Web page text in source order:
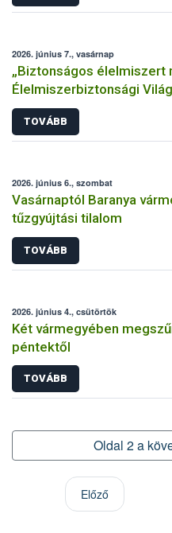
2026. június 7., vasárnap
„Biztonságos élelmiszert
Élelmiszerbiztonsági
TOVÁBB
2026. június 6., szombat
Vasárnaptól Baranya
tűzgyújtási tilalom
TOVÁBB
2026. június 4., csütörtök
Két vármegyében
péntektől
TOVÁBB
Oldal 2 a
Előző